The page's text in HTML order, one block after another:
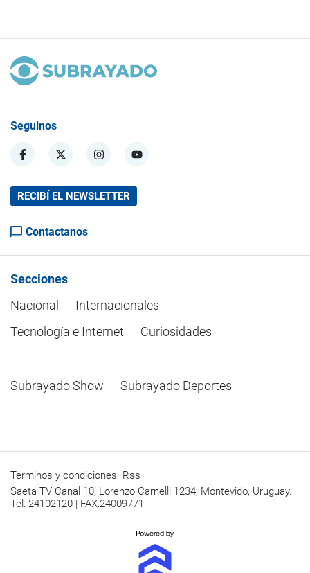
Seguinos
RECIBÍ EL NEWSLETTER
Contactanos
Secciones
Nacional
Internacionales
Tecnología e Internet
Curiosidades
Subrayado Show Subrayado Deportes
Terminos y condiciones Rss
Saeta TV Canal 10, Lorenzo Carnelli 1234, Montevido, Uruguay.
Tel: 24102120 | FAX:24009771